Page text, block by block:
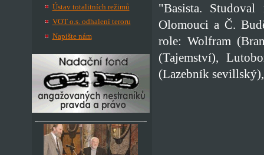
Ústav totalitních režimů
VOT o.s. odhalení teroru
Napište nám
"Basista.
Olomouci a Č.
role: Wolfram
(Tajemství),
(Lazebník